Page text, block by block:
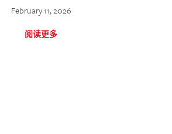
February 11, 2026
阅读更多